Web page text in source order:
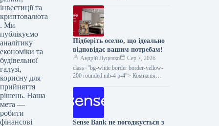
інвестиції та
криптовалюта
. Ми
публікуємо
аналітику
економіки та
будівельної
галузі,
корисну для
прийняття
рішень. Наша
мета —
робити
фінансові
втрат. Зокрема, в ніч на 7 серпня
було…
Підберіть оселю, що ідеально
відповідає вашим потребам!
Андрій Луценко
Сер 7, 2026
class=”bg-white border border-yellow-
200 rounded mb-4 p-4″> Компанія
до просторих помешкань
Sense Bank не погоджується з